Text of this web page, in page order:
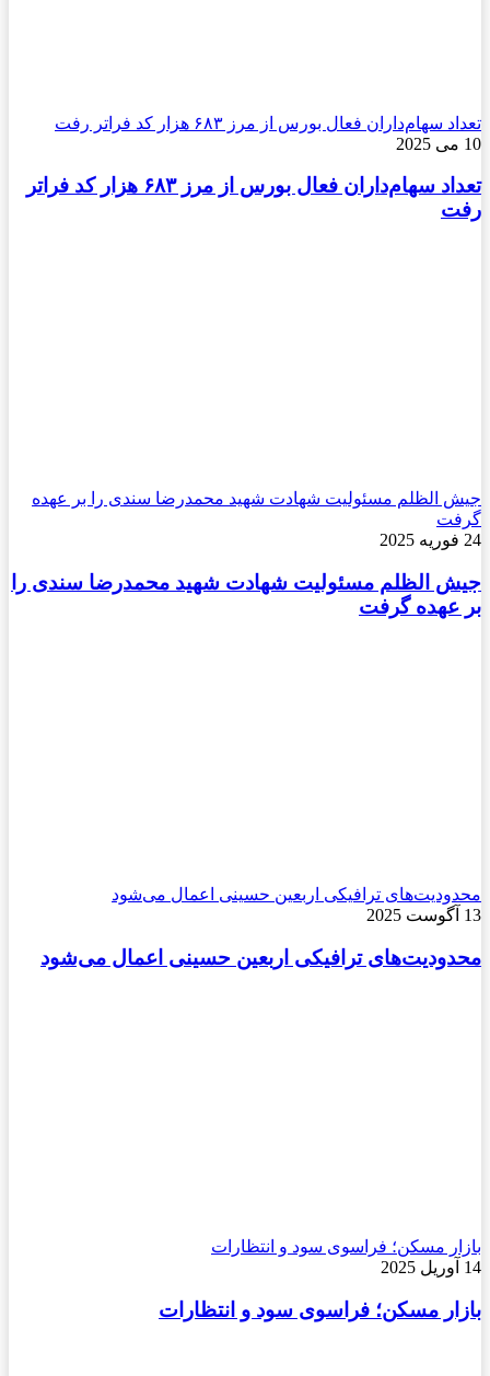
تعداد سهام‌داران فعال بورس از مرز ۶۸۳ هزار کد فراتر رفت
10 می 2025
تعداد سهام‌داران فعال بورس از مرز ۶۸۳ هزار کد فراتر
رفت
جیش الظلم مسئولیت شهادت شهید محمدرضا سندی را بر عهده
گرفت
24 فوریه 2025
جیش الظلم مسئولیت شهادت شهید محمدرضا سندی را
بر عهده گرفت
محدودیت‌های ترافیکی اربعین حسینی اعمال می‌شود
13 آگوست 2025
محدودیت‌های ترافیکی اربعین حسینی اعمال می‌شود
بازار مسکن؛ فراسوی سود و انتظارات
14 آوریل 2025
بازار مسکن؛ فراسوی سود و انتظارات